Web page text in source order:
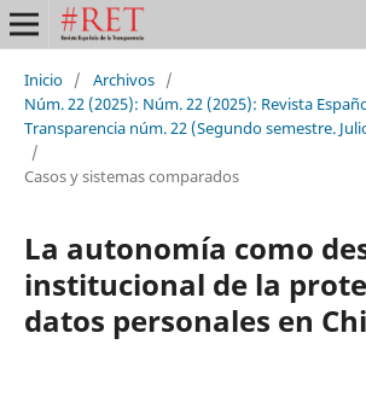
Inicio / Archivos /
Núm. 22 (2025): Núm. 22 (2025): Revista
Transparencia núm. 22 (Segundo semestre.
/
Casos y sistemas comparados
La autonomía como
institucional de la
datos personales en